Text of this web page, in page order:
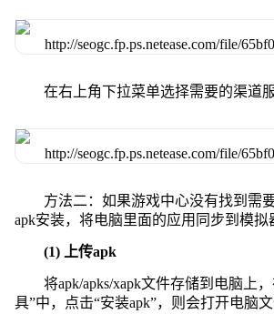
在右上角下拉菜单选择需要的渠道
方法二：如果游戏中心没有找到需
apk安装，将电脑里面的应用同步到模拟
(1) 上传apk
将apk/apks/xapk文件存储到电脑上
具”中，点击“安装apk”，则会打开电脑